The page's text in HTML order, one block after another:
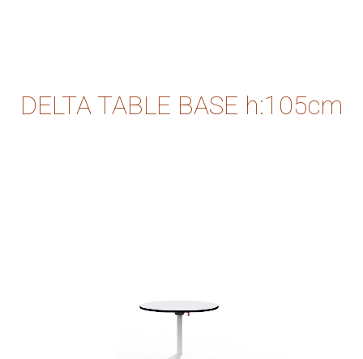
DELTA TABLE BASE h:105cm